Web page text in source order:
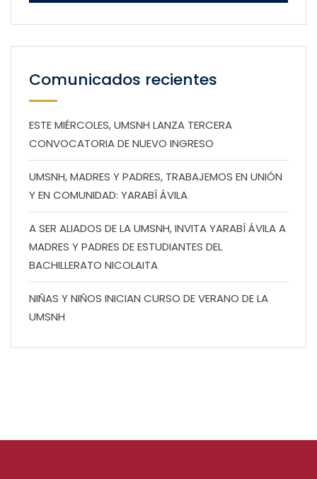
Comunicados recientes
ESTE MIÉRCOLES, UMSNH LANZA TERCERA
CONVOCATORIA DE NUEVO INGRESO
UMSNH, MADRES Y PADRES, TRABAJEMOS EN UNIÓN
Y EN COMUNIDAD: YARABÍ ÁVILA
A SER ALIADOS DE LA UMSNH, INVITA YARABÍ ÁVILA A
MADRES Y PADRES DE ESTUDIANTES DEL
BACHILLERATO NICOLAITA
NIÑAS Y NIÑOS INICIAN CURSO DE VERANO DE LA
UMSNH